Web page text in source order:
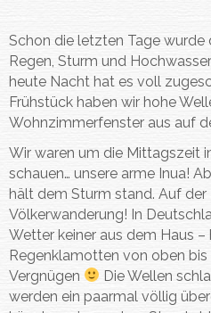
Schon die letzten Tage wurde
Regen, Sturm und
heute Nacht hat es voll
Frühstück haben wir hohe
Wohnzimmerfenster aus auf
Wir waren um die Mittagszeit
schauen… unsere arme Inua!
hält dem Sturm stand. Auf der
Völkerwanderung! In
Wetter keiner aus dem Haus –
Regenklamotten von oben bis
Vergnügen
Die Wellen
werden ein paarmal völlig